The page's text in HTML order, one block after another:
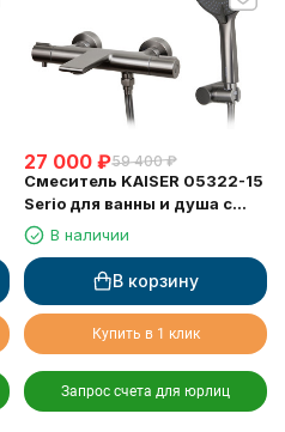
27 000 ₽59 400 ₽
Смеситель KAISER 05322-15
Serio для ванны и душа с
термостатом
В наличии
В корзину
Купить в 1 клик
Запрос счета для юрлиц